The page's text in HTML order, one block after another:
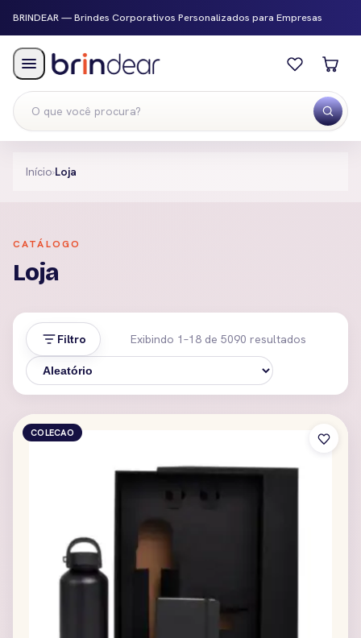
BRINDEAR — Brindes Corporativos Personalizados para Empresas
Menu
Início›Loja
CATÁLOGO
Loja
Filtro Exibindo 1–18 de 5090 resultados
COLECAO